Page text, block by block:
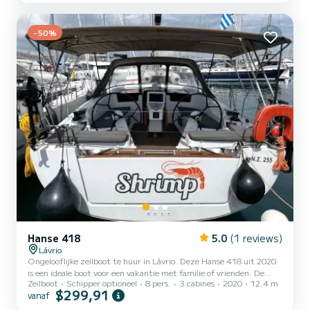
toiletten met een douche Deze boot is uitgerust me...
-50%
Hanse 418 5.0 (1 reviews)
Lávrio
Ongelooflijke zeilboot te huur in Lávrio. Deze Hanse 418 uit 2020
is een ideale boot voor een vakantie met familie of vrienden. De
boot heeft 3 volledig uitgeruste hut(ten) en een capaciteit van 8
personen. Met een totale lengte van 12 meter is het uw beste
Zeilboot Schipper optioneel 8 pers. 3 cabines 2020 12.4 m
vanaf $299,91